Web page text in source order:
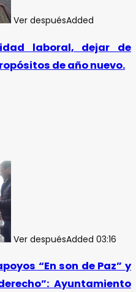
Ver despuésAdded
laboral, dejar de
de año nuevo.
Ver despuésAdded 03:16
“En son de Paz” y
Ayuntamiento